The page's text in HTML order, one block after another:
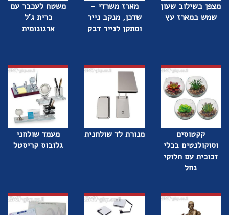
מצפן בשילוב שעון
שמש במארז עץ
מארז משרדי -
שדכן, מנקב נייר
ומתקן לנייר דבק
משטח לעכבר עם
כרית ג'ל
ארגונומית
קקטוסים
וסוקולנטים בכלי
זכוכית עם חלוקי
נחל
מנורת לד שולחנית
מעמד שולחני
גלובוס קריסטל